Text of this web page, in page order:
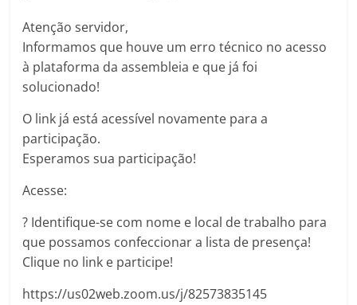
Atenção servidor,
Informamos que houve um erro técnico no acesso
à plataforma da assembleia e que já foi
solucionado!
O link já está acessível novamente para a
participação.
Esperamos sua participação!
Acesse:
? Identifique-se com nome e local de trabalho para
que possamos confeccionar a lista de presença!
Clique no link e participe!
https://us02web.zoom.us/j/82573835145